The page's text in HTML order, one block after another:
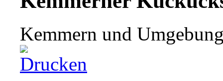
Kemmern und